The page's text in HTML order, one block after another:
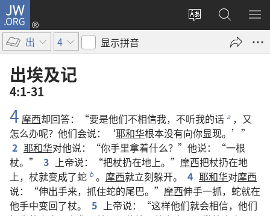
JW.ORG
更
网
登
录
开
搜
索
JW.ORG
显
菜
出 4 显示拼音
出埃及记
4:1-31
4 摩西却回答：“要是他们不相信我， 不听我的话 a ， 又
怎么办呢？ 他们会说：‘耶和华根本没有向你显现。’”
2 耶和华对他说：“你手里拿着什么？” 他说：“一根
杖。” 3 上帝说：“把杖扔在地上。” 摩西把杖扔在地
上， 杖就变成了蛇 b 。 摩西就立刻躲开。 4 耶和华对摩西
说：“伸出手来， 抓住蛇的尾巴。” 摩西伸手一抓， 蛇就在
他手中变回了杖。 5 上帝说：“这样他们就会相信， 他们